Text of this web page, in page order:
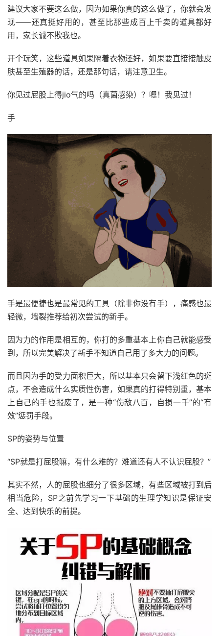
建议大家不要这么做，因为如果你真的这么做了，你就会发
现——还真挺好用的，甚至比那些成百上千卖的道具都好
用，家长诚不欺我也。
开个玩笑，这些道具如果隔着衣物还好，如果要直接接触皮
肤甚至生殖器的话，还是那句话，请注意卫生。
你见过屁股上得jio气的吗（真菌感染）？嗯！我见过！
手
手是最便捷也是最常见的工具（除非你没有手），痛感也最
轻微，墙裂推荐给初次尝试的新手。
因为力的作用是相互的，你打的多重基本上你自己就能感受
到，所以完美解决了新手不知道自己用了多大力的问题。
而且因为手的受力面积巨大，所以基本只会留下浅红色的斑
点，不会造成什么实质性伤害，如果真的打得特别重，基本
上自己的手也报废了，是一种“伤敌八百，自损一千”的“有
效”惩罚手段。
SP的姿势与位置
“SP就是打屁股嘛，有什么难的？难道还有人不认识屁股？”
其实不然，人的屁股也细分了很多区域，有些区域被打到后
相当危险，SP之前先学习一下基础的生理学知识是保证安
全、达到快乐的前提。